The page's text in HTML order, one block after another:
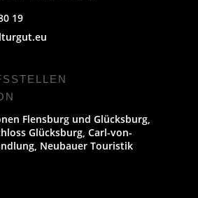
19
Flensburg und Glücksburg,
Glücksburg, Carl-von-
Neubauer Touristik